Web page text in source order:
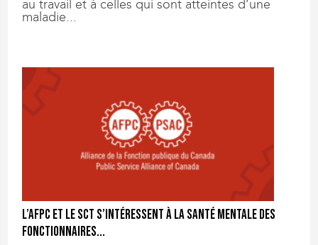
au travail et à celles qui sont atteintes d’une
maladie...
L’AFPC et le SCT s’intéressent à la santé mentale des
fonctionnaires...